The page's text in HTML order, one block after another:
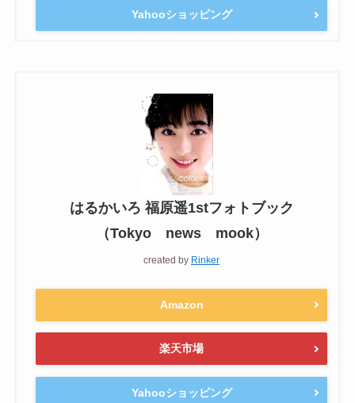
Yahooショッピング
はるかいろ 福原遥1stフォトブック
（Tokyo news mook）
created by Rinker
Amazon
楽天市場
Yahooショッピング